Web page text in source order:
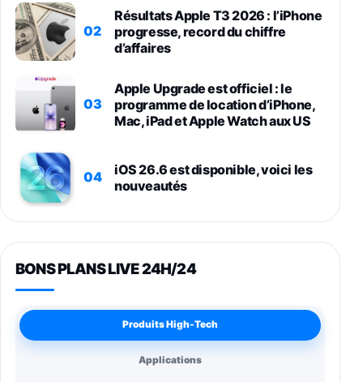
02
Résultats Apple T3 2026 : l’iPhone
progresse, record du chiffre
d’affaires
03
Apple Upgrade est officiel : le
programme de location d’iPhone,
Mac, iPad et Apple Watch aux US
04
iOS 26.6 est disponible, voici les
nouveautés
BONS PLANS LIVE 24H/24
Produits High-Tech
Applications